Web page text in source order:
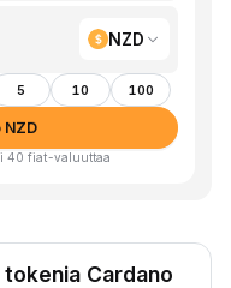
NZD
5 10 100
NZD
40 fiat-valuuttaa
Cardano